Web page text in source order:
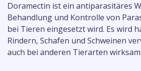
Doramectin ist ein antiparasitäres
Behandlung und Kontrolle von
bei Tieren eingesetzt wird. Es wird
Rindern, Schafen und Schweinen
auch bei anderen Tierarten wirksam.